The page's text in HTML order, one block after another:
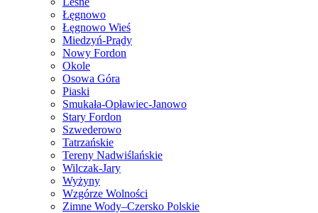
Łęgnowo
Łęgnowo Wieś
Miedzyń-Prądy
Nowy Fordon
Okole
Osowa Góra
Piaski
Smukała-Opławiec-Janowo
Stary Fordon
Szwederowo
Tatrzańskie
Tereny Nadwiślańskie
Wilczak-Jary
Wyżyny
Wzgórze Wolności
Zimne Wody–Czersko Polskie